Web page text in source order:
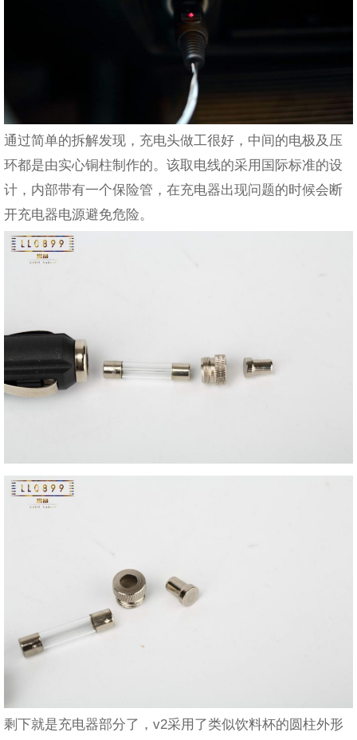
通过简单的拆解发现，充电头做工很好，中间的电极及压
环都是由实心铜柱制作的。该取电线的采用国际标准的设
计，内部带有一个保险管，在充电器出现问题的时候会断
开充电器电源避免危险。
剩下就是充电器部分了，v2采用了类似饮料杯的圆柱外形